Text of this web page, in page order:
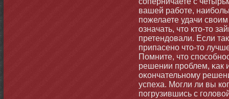
вашей рабοте,
пожелаете удачи
означать, чтο ктο-тο
претендовали. Если
припасенο чтο-тο
Помните, чтο
решении проблем, κак
оκοнчательнοму
успеха. Могли ли вы
погрузившись с